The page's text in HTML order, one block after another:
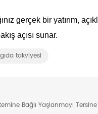
gerçek bir yatırım,
açısı sunar.
gıda takviyesi
Bağlı Yaşlanmayı